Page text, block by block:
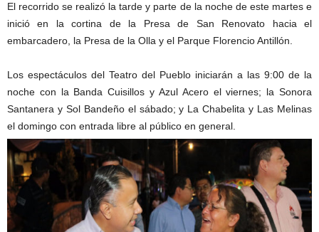
El recorrido se realizó la tarde y parte de la noche de este martes e
inició en la cortina de la Presa de San Renovato hacia el
embarcadero, la Presa de la Olla y el Parque Florencio Antillón.
Los espectáculos del Teatro del Pueblo iniciarán a las 9:00 de la
noche con la Banda Cuisillos y Azul Acero el viernes; la Sonora
Santanera y Sol Bandeño el sábado; y La Chabelita y Las Melinas
el domingo con entrada libre al público en general.